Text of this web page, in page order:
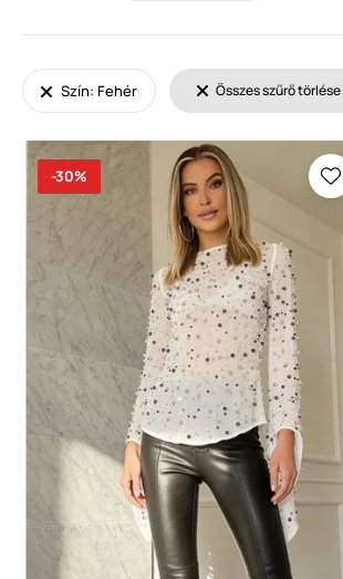
Összes szűrő törlése
Szín: Fehér
-30%